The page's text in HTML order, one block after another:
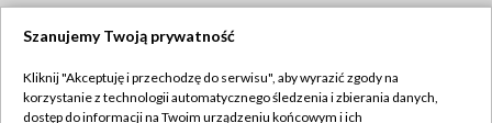
TVP
Szanujemy Twoją prywatność
Kliknij "Akceptuję i przechodzę do serwisu", aby wyrazić zgody na
korzystanie z technologii automatycznego śledzenia i zbierania danych,
dostęp do informacji na Twoim urządzeniu końcowym i ich